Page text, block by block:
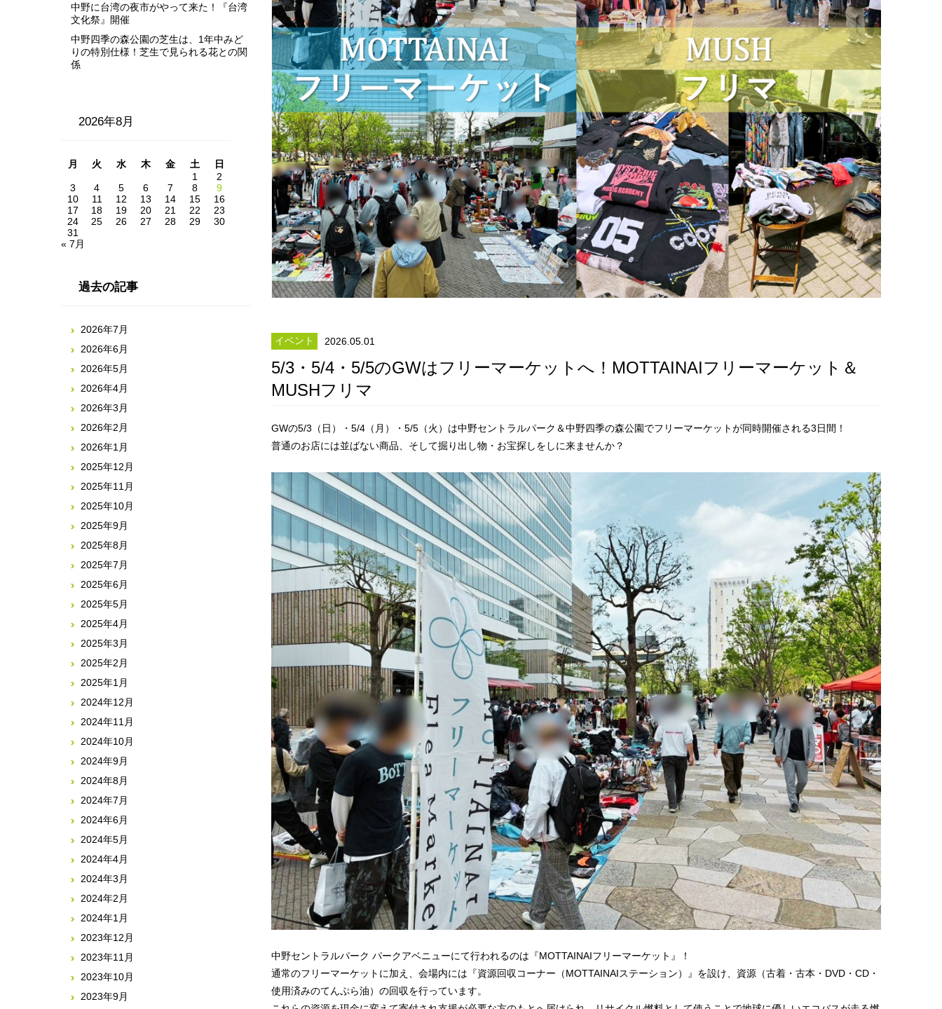
イベント 2026.05.01
5/3・5/4・5/5のGWはフリーマーケットへ！MOTTAINAIフリーマーケット＆
MUSHフリマ
GWの5/3（日）・5/4（月）・5/5（火）は中野セントラルパーク＆中野四季の森公園でフリーマーケットが同時開催される3日間！
普通のお店には並ばない商品、そして掘り出し物・お宝探しをしに来ませんか？
中野セントラルパーク パークアベニューにて行われるのは『MOTTAINAIフリーマーケット』！
通常のフリーマーケットに加え、会場内には『資源回収コーナー（MOTTAINAIステーション）』を設け、資源（古着・古本・DVD・CD・
使用済みのてんぷら油）の回収を行っています。
中野に台湾の夜市がやって来た！『台湾
文化祭』開催
中野四季の森公園の芝生は、1年中みど
りの特別仕様！芝生で見られる花との関
係
2026年8月
月 火 水 木 金 土
日
1
2
3
4 5 6 7 8
9
10
11 12 13 14 15
16
17
18 19 20 21 22
23
24
25 26 27 28 29
30
31
« 7月
過去の記事
2026年7月
2026年6月
2026年5月
2026年4月
2026年3月
2026年2月
2026年1月
2025年12月
2025年11月
2025年10月
2025年9月
2025年8月
2025年7月
2025年6月
2025年5月
2025年4月
2025年3月
2025年2月
2025年1月
2024年12月
2024年11月
2024年10月
2024年9月
2024年8月
2024年7月
2024年6月
2024年5月
2024年4月
2024年3月
2024年2月
2024年1月
2023年12月
2023年11月
2023年10月
2023年9月